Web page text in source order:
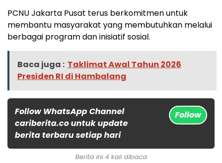
PCNU Jakarta Pusat terus berkomitmen untuk
membantu masyarakat yang membutuhkan melalui
berbagai program dan inisiatif sosial.
Baca juga : Taklimat Awal Tahun 2026
Presiden RI di Hambalang
Follow WhatsApp Channel
cariberita.co untuk update
berita terbaru setiap hari
Follow
Berita ini 4 kali dibaca